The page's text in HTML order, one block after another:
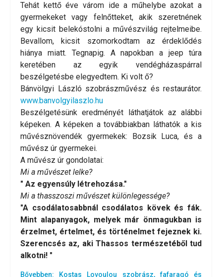
Tehát kettő éve várom ide a műhelybe azokat a
gyermekeket vagy felnőtteket, akik szeretnének
egy kicsit belekóstolni a művészvilág rejtelmeibe.
Bevallom, kicsit szomorkodtam az érdeklődés
hiánya miatt. Tegnapig. A napokban a jeep túra
keretében az egyik vendégházaspárral
beszélgetésbe elegyedtem. Ki volt ő?
Bánvölgyi László szobrászművész és restaurátor.
www.banvolgyilaszlo.hu
Beszélgetésünk eredményét láthatjátok az alábbi
képeken. A képeken a továbbiakban láthatók a kis
művésznövendék gyermekek: Bozsik Luca, és a
művész úr gyermekei.
A művész úr gondolatai:
Mi a művészet lelke?
" Az egyensúly létrehozása."
Mi a thasszoszi művészet különlegessége?
"A csodálatosabbnál csodálatos kövek és fák.
Mint alapanyagok, melyek már önmagukban is
érzelmet, értelmet, és történelmet fejeznek ki.
Szerencsés az, aki Thassos természetéből tud
alkotni! "
Bővebben: Kostas Lovoulou szobrász, fafaragó és